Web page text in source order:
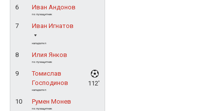
6 Иван Андонов
полузащитник
7 Иван Игнатов
нападател
8 Илия Янков
полузащитник
9
Томислав
Господинов
нападател
112'
10 Румен Монев
полузащитник